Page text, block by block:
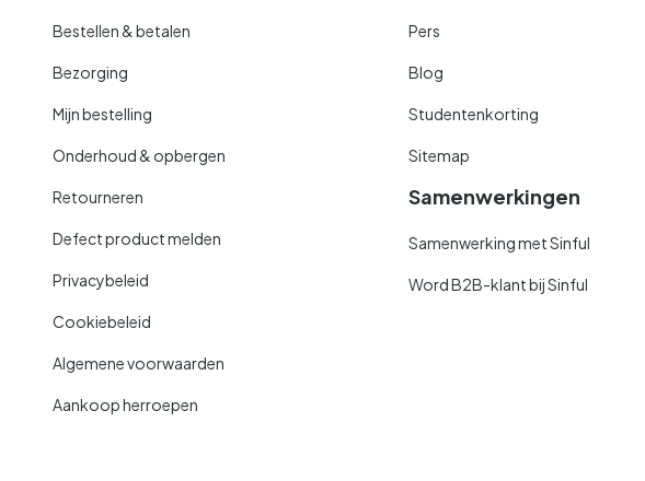
Bestellen & betalen
Bezorging
Mijn bestelling
Onderhoud & opbergen
Retourneren
Defect product melden
Privacybeleid
Cookiebeleid
Algemene voorwaarden
Aankoop herroepen
Pers
Blog
Studentenkorting
Sitemap
Samenwerkingen
Samenwerking met Sinful
Word B2B-klant bij Sinful